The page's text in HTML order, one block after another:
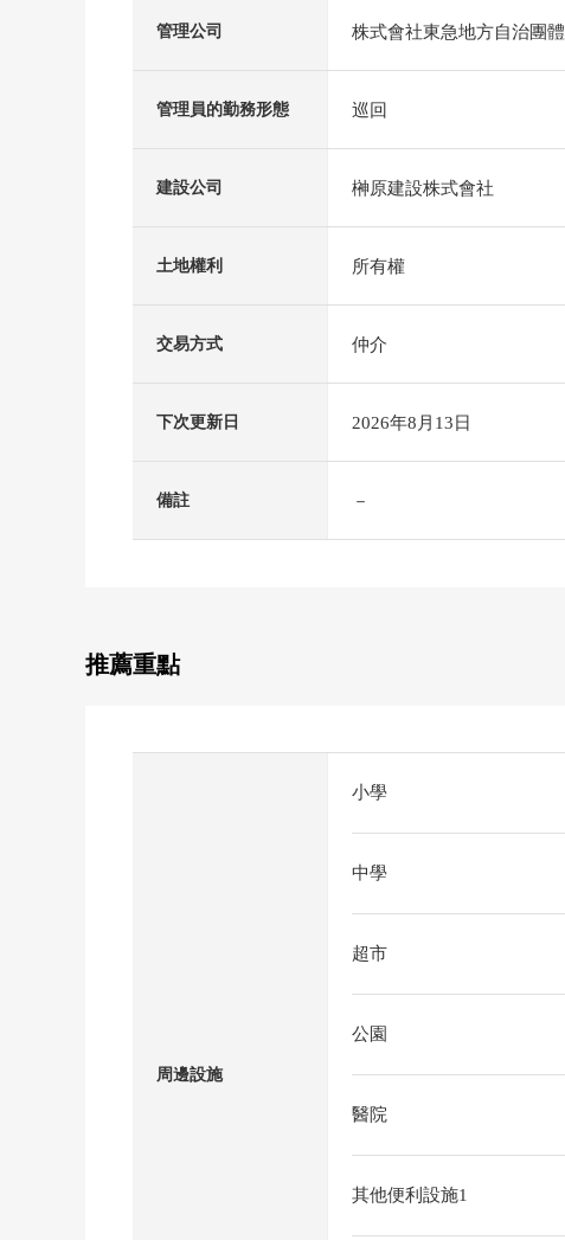
管理公司 株式會社東急地方自治團體
管理員的勤務形態 巡回
建設公司 榊原建設株式會社
土地權利 所有權
交易方式 仲介
下次更新日 2026年8月13日
備註 －
推薦重點
周邊設施
小學
中學
超市
公園
醫院
其他便利設施1